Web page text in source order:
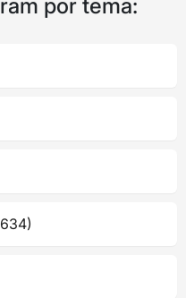
por tema: